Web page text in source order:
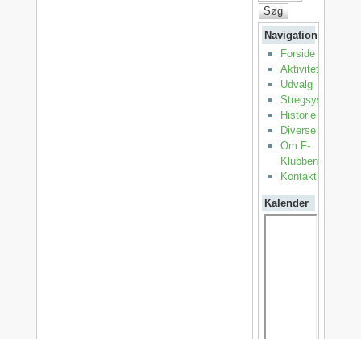
Søg
Navigation
Forside
Aktiviteter
Udvalg
Stregsystemet
Historie
Diverse
Om F-
Klubben
Kontakt
Kalender